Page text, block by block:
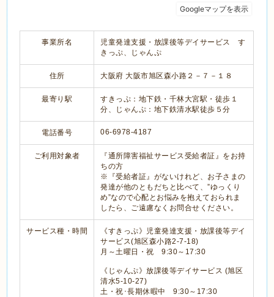
事業所名
児童発達支援・放課後等デイサービス す
きっぷ、じゃんぷ
住所 大阪府 大阪市旭区森小路２－７－１８
最寄り駅
すきっぷ：地下鉄・千林大宮駅・徒歩１
分、じゃんぷ：地下鉄清水駅徒歩５分
電話番号 06-6978-4187
ご利用対象者
『通所障害福祉サービス受給者証』をお持
ちの方
※『受給者証』がないけれど、お子さまの
発達が他のともだちと比べて、”ゆっくり
め”なので心配とお悩みを抱えておられま
したら、ご遠慮なくお問合せください。
サービス種・時間
《すきっぷ》児童発達支援・放課後等デイ
サービス(旭区森小路2-7-18)
月～土曜日・祝 9:30～17:30
《じゃんぷ》放課後等デイサービス (旭区
清水5-10-27)
土・祝･長期休暇中 9:30～17:30